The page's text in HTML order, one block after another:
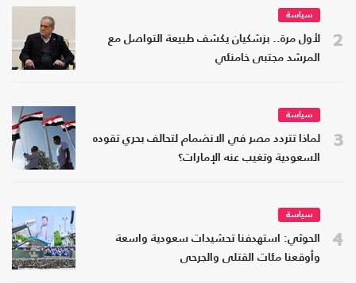
2
سياسة
لأول مرة.. بزشكيان يكشف طبيعة التواصل مع
المرشد مجتبى خامنئي
3
سياسة
لماذا تتردد مصر في الانضمام لتحالف بحري تقوده
السعودية وتغيب عنه الإمارات؟
4
سياسة
الحوثي: استهدفنا تحشيدات سعودية واسعة
وأوقعنا مئات القتلى والجرحى